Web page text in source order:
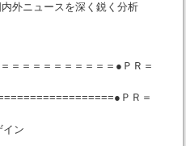
外ニュースを深く鋭く分析
＝＝＝＝＝＝＝＝＝＝●ＰＲ＝
ＰＲ＝
ン